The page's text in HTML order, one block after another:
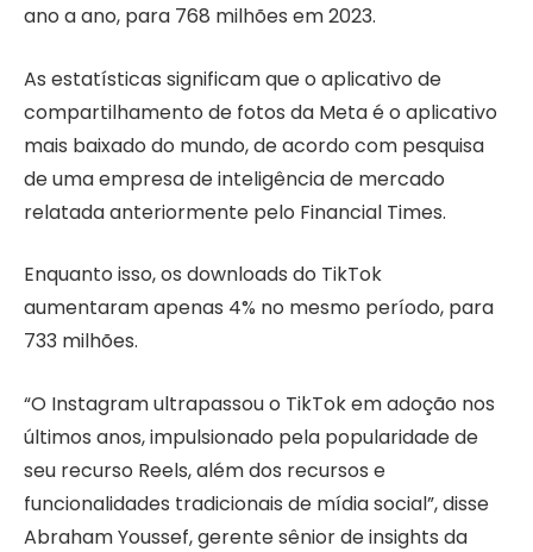
ano a ano, para 768 milhões em 2023.
As estatísticas significam que o aplicativo de
compartilhamento de fotos da Meta é o aplicativo
mais baixado do mundo, de acordo com pesquisa
de uma empresa de inteligência de mercado
relatada anteriormente pelo Financial Times.
Enquanto isso, os downloads do TikTok
aumentaram apenas 4% no mesmo período, para
733 milhões.
“O Instagram ultrapassou o TikTok em adoção nos
últimos anos, impulsionado pela popularidade de
seu recurso Reels, além dos recursos e
funcionalidades tradicionais de mídia social”, disse
Abraham Youssef, gerente sênior de insights da